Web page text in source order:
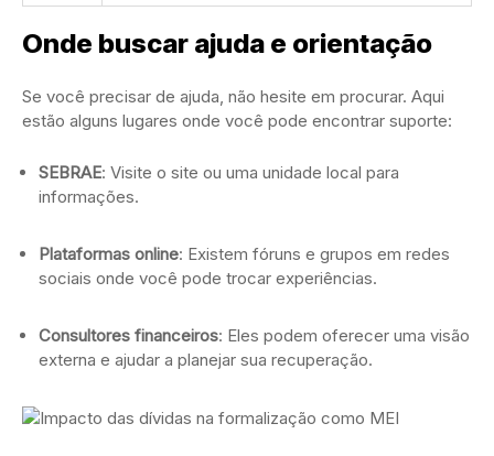
Onde buscar ajuda e orientação
Se você precisar de ajuda, não hesite em procurar. Aqui
estão alguns lugares onde você pode encontrar suporte:
SEBRAE: Visite o site ou uma unidade local para
informações.
Plataformas online: Existem fóruns e grupos em redes
sociais onde você pode trocar experiências.
Consultores financeiros: Eles podem oferecer uma visão
externa e ajudar a planejar sua recuperação.